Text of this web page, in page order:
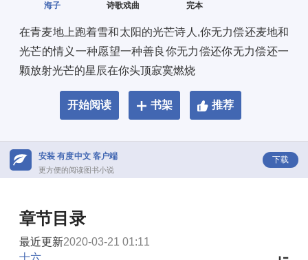
海子 诗歌戏曲 完本
在青麦地上跑着雪和太阳的光芒诗人,你无力偿还麦地和
光芒的情义一种愿望一种善良你无力偿还你无力偿还一
颗放射光芒的星辰在你头顶寂寞燃烧
开始阅读 书架 推荐
安装 有度中文 客户端
更方便的阅读图书小说
下载
章节目录
最近更新2020-03-21 01:11